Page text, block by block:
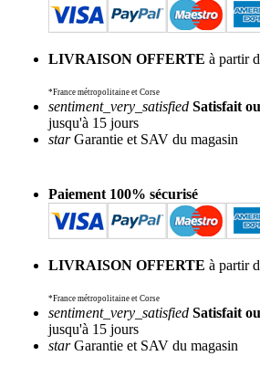
LIVRAISON OFFERTE à partir
*France métropolitaine et Corse
sentiment_very_satisfied Satisfait
jusqu'à 15 jours
starGarantie et SAV du magasin
Paiement 100% sécurisé
LIVRAISON OFFERTE à partir
*France métropolitaine et Corse
sentiment_very_satisfied Satisfait
jusqu'à 15 jours
starGarantie et SAV du magasin